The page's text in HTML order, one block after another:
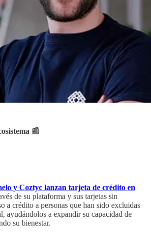
📰
y Coztyc lanzan tarjeta de crédito en
de su plataforma y sus tarjetas sin
a crédito a personas que han sido excluidas
ayudándolos a expandir su capacidad de
su bienestar.